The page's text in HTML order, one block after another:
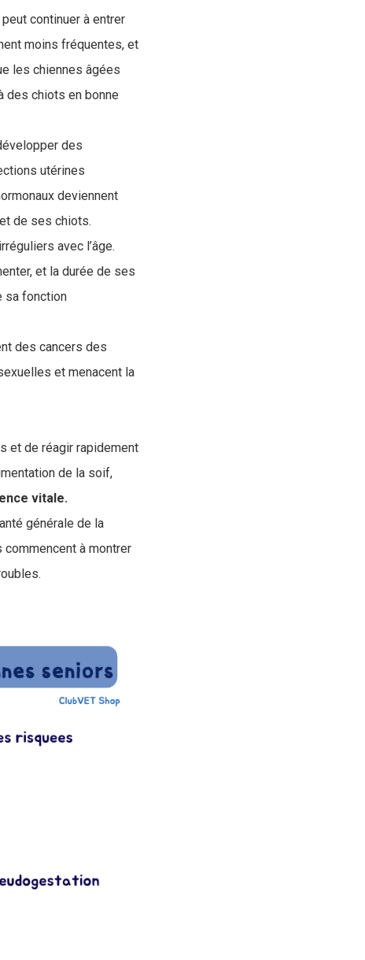
continuer à entrer
moins fréquentes, et
les chiennes âgées
des chiots en bonne
des
utérines
deviennent
de ses chiots.
avec l’âge.
et la durée de ses
sa fonction
des cancers des
et menacent la
et de réagir rapidement
de la soif,
vitale.
générale de la
à montrer